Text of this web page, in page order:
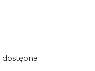
dostępna